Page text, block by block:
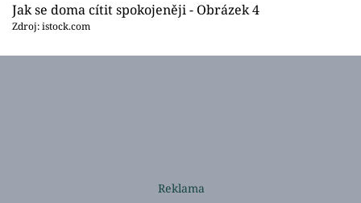
Jak se doma cítit spokojeněji - Obrázek 4
Zdroj: istock.com